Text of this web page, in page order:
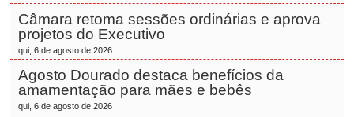
Câmara retoma sessões ordinárias e aprova
projetos do Executivo
qui, 6 de agosto de 2026
Agosto Dourado destaca benefícios da
amamentação para mães e bebês
qui, 6 de agosto de 2026